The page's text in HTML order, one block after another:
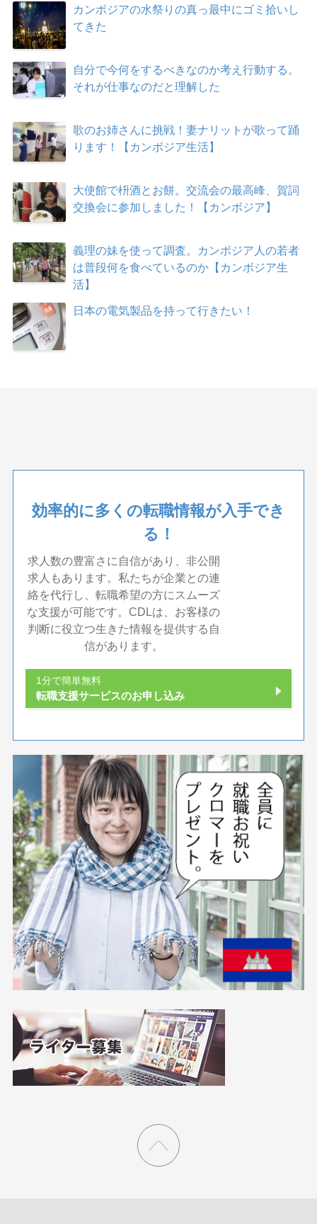
カンボジアの水祭りの真っ最中にゴミ拾いし
てきた
自分で今何をするべきなのか考え行動する。
それが仕事なのだと理解した
歌のお姉さんに挑戦！妻ナリットが歌って踊
ります！【カンボジア生活】
大使館で枡酒とお餅。交流会の最高峰、賀詞
交換会に参加しました！【カンボジア】
義理の妹を使って調査。カンボジア人の若者
は普段何を食べているのか【カンボジア生
活】
日本の電気製品を持って行きたい！
効率的に多くの転職情報が入手でき
る！
求人数の豊富さに自信があり、非公開
求人もあります。私たちが企業との連
絡を代行し、転職希望の方にスムーズ
な支援が可能です。CDLは、お客様の
判断に役立つ生きた情報を提供する自
信があります。
1分で簡単無料
転職支援サービスのお申し込み